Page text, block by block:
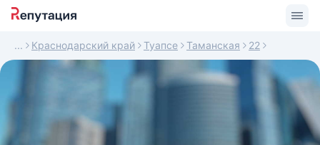
Краснодарский край Туапсе Таманская 22